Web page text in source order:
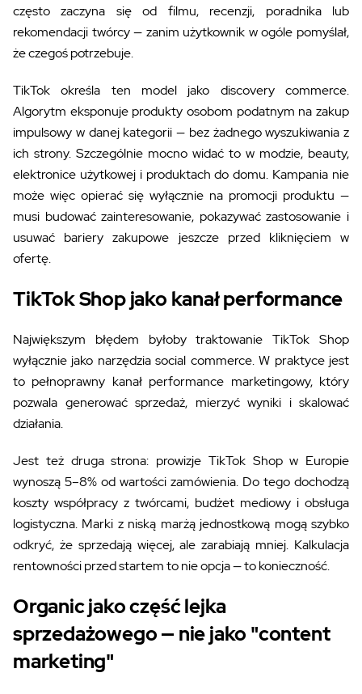
często zaczyna się od filmu, recenzji, poradnika lub
rekomendacji twórcy — zanim użytkownik w ogóle pomyślał,
że czegoś potrzebuje.
TikTok określa ten model jako discovery commerce.
Algorytm eksponuje produkty osobom podatnym na zakup
impulsowy w danej kategorii — bez żadnego wyszukiwania z
ich strony. Szczególnie mocno widać to w modzie, beauty,
elektronice użytkowej i produktach do domu. Kampania nie
może więc opierać się wyłącznie na promocji produktu —
musi budować zainteresowanie, pokazywać zastosowanie i
usuwać bariery zakupowe jeszcze przed kliknięciem w
ofertę.
TikTok Shop jako kanał performance
Największym błędem byłoby traktowanie TikTok Shop
wyłącznie jako narzędzia social commerce. W praktyce jest
to pełnoprawny kanał performance marketingowy, który
pozwala generować sprzedaż, mierzyć wyniki i skalować
działania.
Jest też druga strona: prowizje TikTok Shop w Europie
wynoszą 5–8% od wartości zamówienia. Do tego dochodzą
koszty współpracy z twórcami, budżet mediowy i obsługa
logistyczna. Marki z niską marżą jednostkową mogą szybko
odkryć, że sprzedają więcej, ale zarabiają mniej. Kalkulacja
rentowności przed startem to nie opcja — to konieczność.
Organic jako część lejka
sprzedażowego — nie jako "content
marketing"